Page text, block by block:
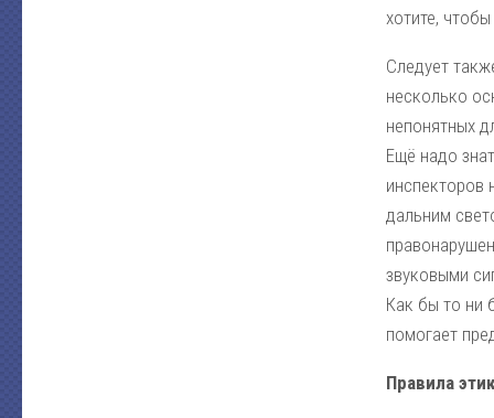
хотите,
Следует
несколько
непонятных
Ещё надо
инспекторов
дальним
звуковыми
Как бы то ни
помогает
Правила